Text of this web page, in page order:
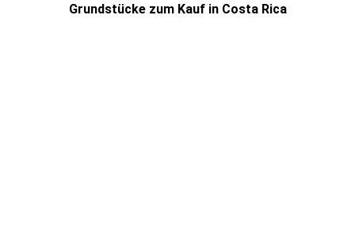
Grundstücke zum Kauf in Costa Rica